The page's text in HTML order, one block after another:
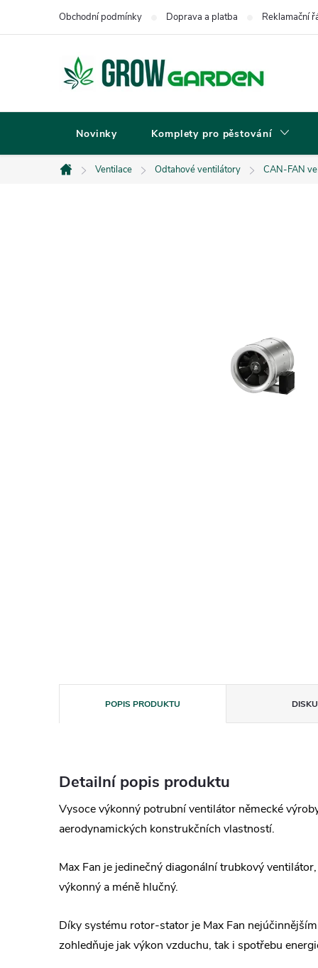
Obchodní podmínky Doprava a platba Reklamační
Novinky Komplety pro pěstování
Domů
Ventilace Odtahové ventilátory CAN-FAN
POPIS PRODUKTU
Detailní popis produktu
Vysoce výkonný potrubní ventilátor německé
aerodynamických konstrukčních vlastností.
Max Fan je jedinečný diagonální trubkový
výkonný a méně hlučný.
Díky systému rotor-stator je Max Fan
zohledňuje jak výkon vzduchu, tak i spotřebu